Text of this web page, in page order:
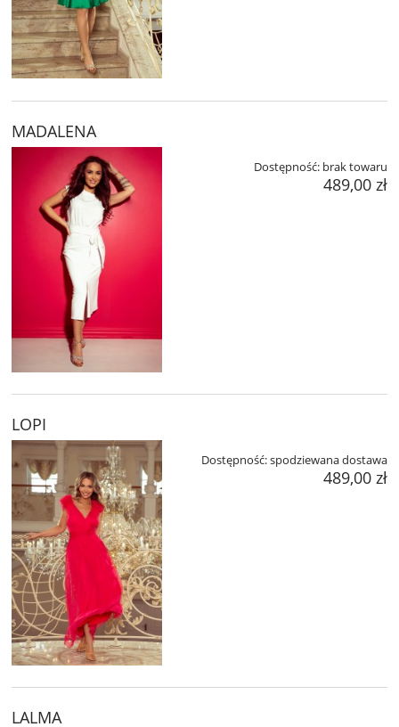
MADALENA
Dostępność: brak towaru
489,00 zł
LOPI
Dostępność:spodziewana dostawa
489,00 zł
LALMA